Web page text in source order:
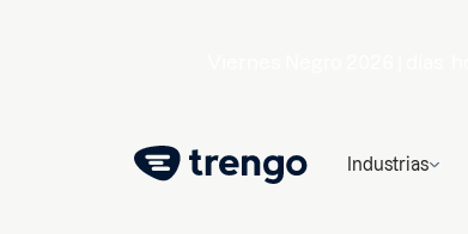
Industrias